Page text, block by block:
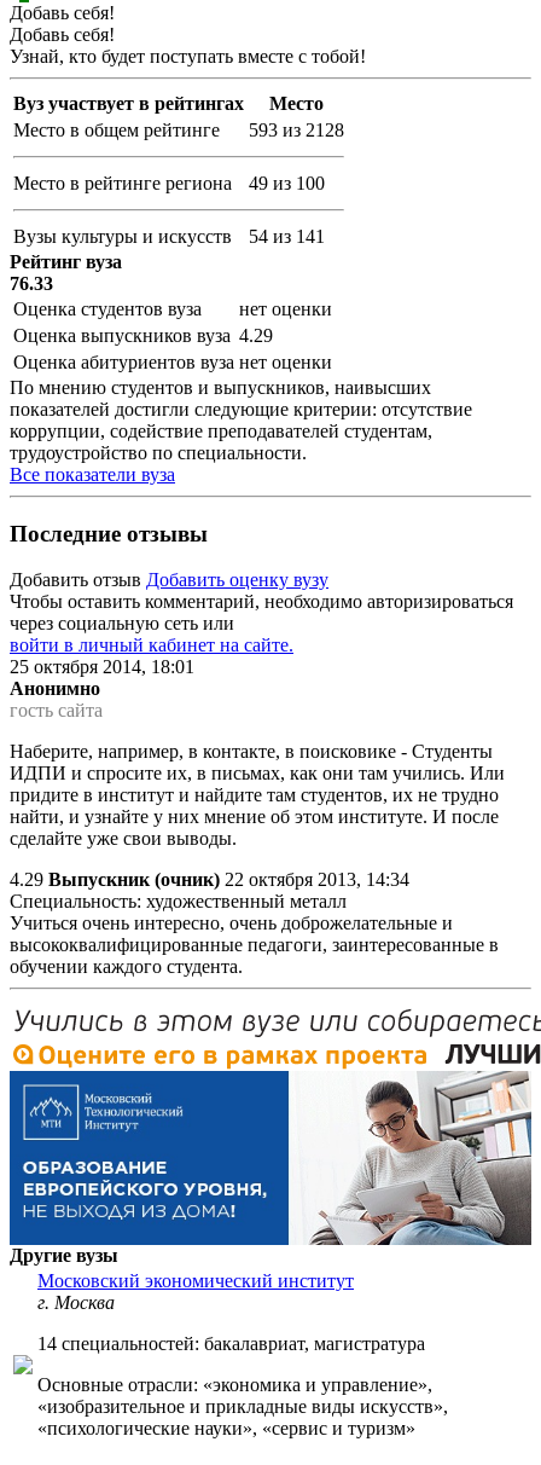
Добавь себя!
Добавь себя!
Узнай, кто будет поступать вместе с тобой!
Вуз участвует в рейтингах
Место
Место в общем рейтинге
593 из 2128
Место в рейтинге региона 49 из 100
Вузы культуры и искусств
54 из 141
Рейтинг вуза
76.33
Оценка студентов вуза
нет оценки
Оценка выпускников вуза 4.29
Оценка абитуриентов вуза нет оценки
По мнению студентов и выпускников, наивысших
показателей достигли следующие критерии: отсутствие
коррупции, содействие преподавателей студентам,
трудоустройство по специальности.
Все показатели вуза
Последние отзывы
Добавить отзыв Добавить оценку вузу
Чтобы оставить комментарий, необходимо авторизироваться
через социальную сеть или
войти в личный кабинет на сайте.
25 октября 2014, 18:01
Анонимно
гость сайта
Наберите, например, в контакте, в поисковике - Студенты
ИДПИ и спросите их, в письмах, как они там учились. Или
придите в институт и найдите там студентов, их не трудно
найти, и узнайте у них мнение об этом институте. И после
сделайте уже свои выводы.
4.29 Выпускник (очник) 22 октября 2013, 14:34
Специальность: художественный металл
Учиться очень интересно, очень доброжелательные и
высококвалифицированные педагоги, заинтересованные в
обучении каждого студента.
Другие вузы
Московский экономический институт
г. Москва
14 специальностей: бакалавриат, магистратура
Основные отрасли: «экономика и управление»,
«изобразительное и прикладные виды искусств»,
«психологические науки», «сервис и туризм»